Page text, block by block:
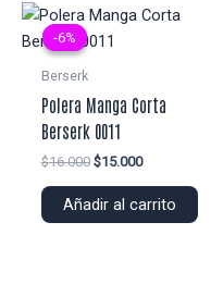
-6%
-6%
Berserk
Polera Manga Corta
Berserk 0011
$16.000 El
original
$15.000El
actual
Añadir al carrito